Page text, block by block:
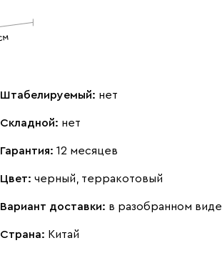
Штабелируемый: нет
Складной: нет
Гарантия: 12 месяцев
Цвет: черный, терракотовый
Вариант доставки: в разобранном виде
Страна: Китай